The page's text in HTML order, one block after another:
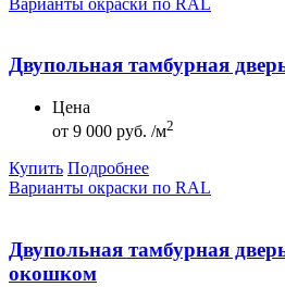
Двупольная тамбурная
Цена
от 9 000 руб. /м2
Купить Подробнее
Варианты окраски по RAL
Двупольная тамбурная
окошком